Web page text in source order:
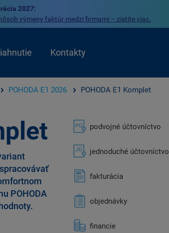
2027:
výmeny faktúr medzi firmami – zistite viac.
Kontakty
POHODA E1 2026 POHODA E1 Komplet
POHODA
podvojné účtovníctvo
jednoduché účtovníctvo
fakturácia
objednávky
financie